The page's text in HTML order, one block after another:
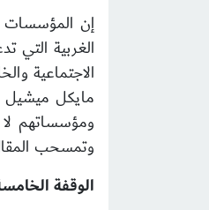
إن المؤسسات
الغربية التي
الاجتماعية
ومؤسساتهم
وتمسحب
الوقفة